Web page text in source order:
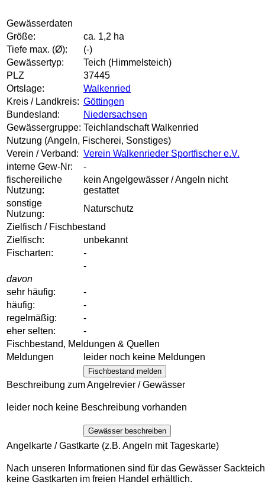
Gewässerdaten
Größe:
ca. 1,2 ha
Tiefe max. (Ø):
(-)
Gewässertyp:
Teich (Himmelsteich)
PLZ
37445
Ortslage:
Walkenried
Kreis / Landkreis: Göttingen
Bundesland:
Niedersachsen
Gewässergruppe: Teichlandschaft Walkenried
Nutzung (Angeln, Fischerei, Sonstiges)
Verein / Verband: Verein Walkenrieder Sportfischer e.V.
interne Gew-Nr:
-
fischereiliche
Nutzung:
kein Angelgewässer / Angeln nicht
gestattet
sonstige
Nutzung:
Naturschutz
Zielfisch / Fischbestand
Zielfisch:
unbekannt
Fischarten:
-
-
davon
sehr häufig:
-
häufig:
-
regelmäßig:
-
eher selten:
-
Fischbestand, Meldungen & Quellen
Meldungen
leider noch keine Meldungen
Fischbestand melden
Beschreibung zum Angelrevier / Gewässer
leider noch keine Beschreibung vorhanden
Gewässer beschreiben
Angelkarte / Gastkarte (z.B. Angeln mit Tageskarte)
Nach unseren Informationen sind für das Gewässer Sackteich
keine Gastkarten im freien Handel erhältlich.